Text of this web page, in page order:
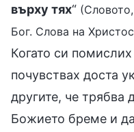
върху тях“
Бог. Слова на
Когато си
почувствах доста
другите, че
Божието бреме и